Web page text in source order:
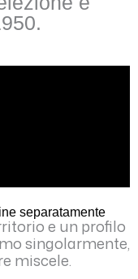
separatamente
e un profilo
singolarmente,
miscele.